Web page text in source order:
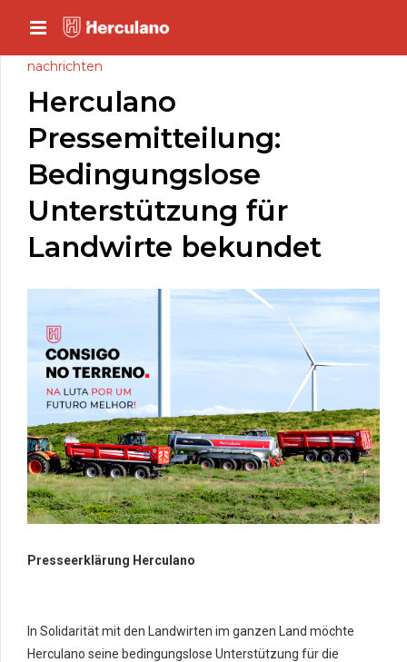
nachrichten
Herculano
Pressemitteilung:
Bedingungslose
Unterstützung für
Landwirte bekundet
Presseerklärung Herculano
In Solidarität mit den Landwirten im ganzen Land möchte
Herculano seine bedingungslose Unterstützung für die